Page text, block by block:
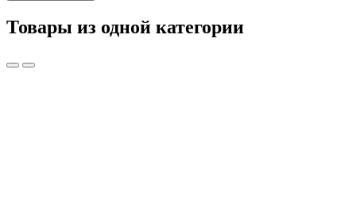
Товары из одной категории